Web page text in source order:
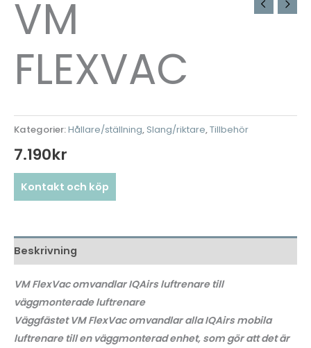
VM
FLEXVAC
Kategorier:Hållare/ställning, Slang/riktare,Tillbehör
7.190kr
Kontakt och köp
Beskrivning
VM FlexVac omvandlar IQAirs luftrenare till
väggmonterade luftrenare
Väggfästet VM FlexVac omvandlar alla IQAirs mobila
luftrenare till en väggmonterad enhet, som gör att det är